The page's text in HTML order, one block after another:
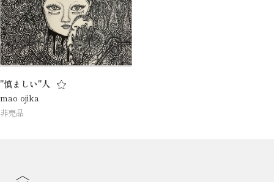
"慎ましい"人
mao ojika
非売品